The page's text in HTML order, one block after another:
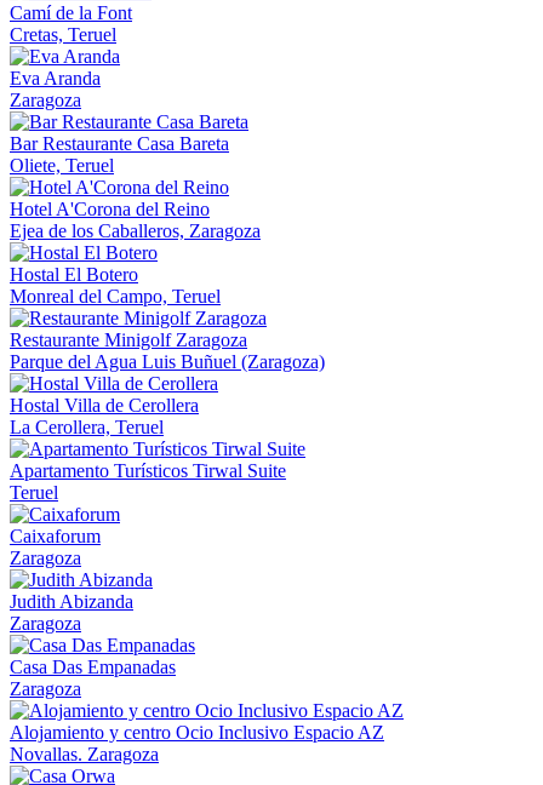
Camí de la Font
Cretas, Teruel
Eva Aranda
Zaragoza
Bar Restaurante Casa Bareta
Oliete, Teruel
Hotel A'Corona del Reino
Ejea de los Caballeros, Zaragoza
Hostal El Botero
Monreal del Campo, Teruel
Restaurante Minigolf Zaragoza
Parque del Agua Luis Buñuel (Zaragoza)
Hostal Villa de Cerollera
La Cerollera, Teruel
Apartamento Turísticos Tirwal Suite
Teruel
Caixaforum
Zaragoza
Judith Abizanda
Zaragoza
Casa Das Empanadas
Zaragoza
Alojamiento y centro Ocio Inclusivo Espacio AZ
Novallas. Zaragoza